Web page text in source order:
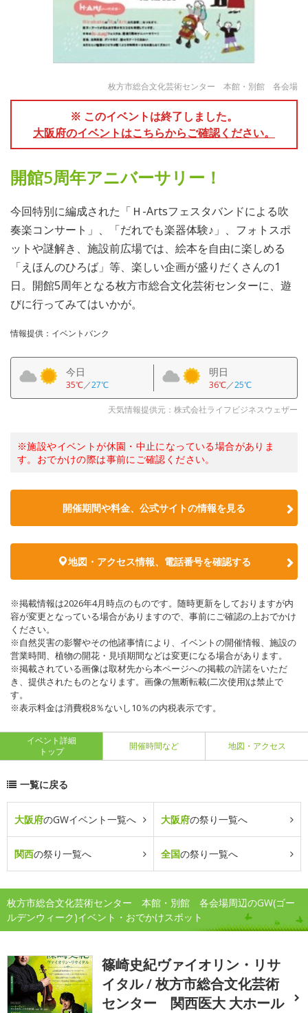
枚方市総合文化芸術センター 本館・別館 各会場
※ このイベントは終了しました。
大阪府のイベントはこちらからご確認ください。
開館5周年アニバーサリー！
今回特別に編成された「Ｈ-Artsフェスタバンドによる吹
奏楽コンサート」、「だれでも楽器体験♪」、フォトスポ
ットや謎解き、施設前広場では、絵本を自由に楽しめる
「えほんのひろば」等、楽しい企画が盛りだくさんの1
日。開館5周年となる枚方市総合文化芸術センターに、遊
びに行ってみてはいかが。
情報提供：イベントバンク
今日
35℃／27℃
明日
36℃／25℃
天気情報提供元：株式会社ライフビジネスウェザー
※施設やイベントが休園・中止になっている場合がありま
す。おでかけの際は事前にご確認ください。
開催期間や料金、公式サイトの情報を見る
地図・アクセス情報、電話番号を確認する
※掲載情報は2026年4月時点のものです。随時更新をしておりますが内
容が変更となっている場合がありますので、事前にご確認の上おでかけ
ください。
※自然災害の影響やその他諸事情により、イベントの開催情報、施設の
営業時間、植物の開花・見頃期間などは変更になる場合があります。
※掲載されている画像は取材先から本ページへの掲載の許諾をいただ
き、提供されたものとなります。画像の無断転載(二次使用)は禁止で
す。
※表示料金は消費税8％ないし10％の内税表示です。
イベント詳細
トップ
開催時間など 地図・アクセス
一覧に戻る
大阪府のGWイベント一覧へ 大阪府の祭り一覧へ
関西の祭り一覧へ 全国の祭り一覧へ
枚方市総合文化芸術センター 本館・別館 各会場周辺のGW(ゴー
ルデンウィーク)イベント・おでかけスポット
篠崎史紀ヴァイオリン・リサ
イタル / 枚方市総合文化芸術
センター 関西医大 大ホール